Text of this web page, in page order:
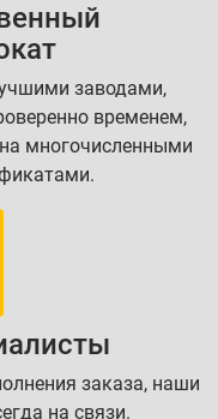
заводами,
временем,
многочисленными
заказа, наши
на связи.